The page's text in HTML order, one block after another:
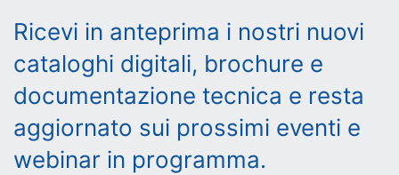
Ricevi in anteprima i nostri nuovi
cataloghi digitali, brochure e
documentazione tecnica e resta
aggiornato sui prossimi eventi e
webinar in programma.